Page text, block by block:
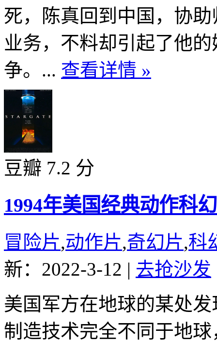
死，陈真回到中国，协
业务，不料却引起了他
争。... 查看详情 »
豆瓣 7.2 分
1994年美国经典动作科
冒险片,动作片,奇幻片,科
新：2022-3-12 | 去抢沙发
美国军方在地球的某处
制造技术完全不同于地